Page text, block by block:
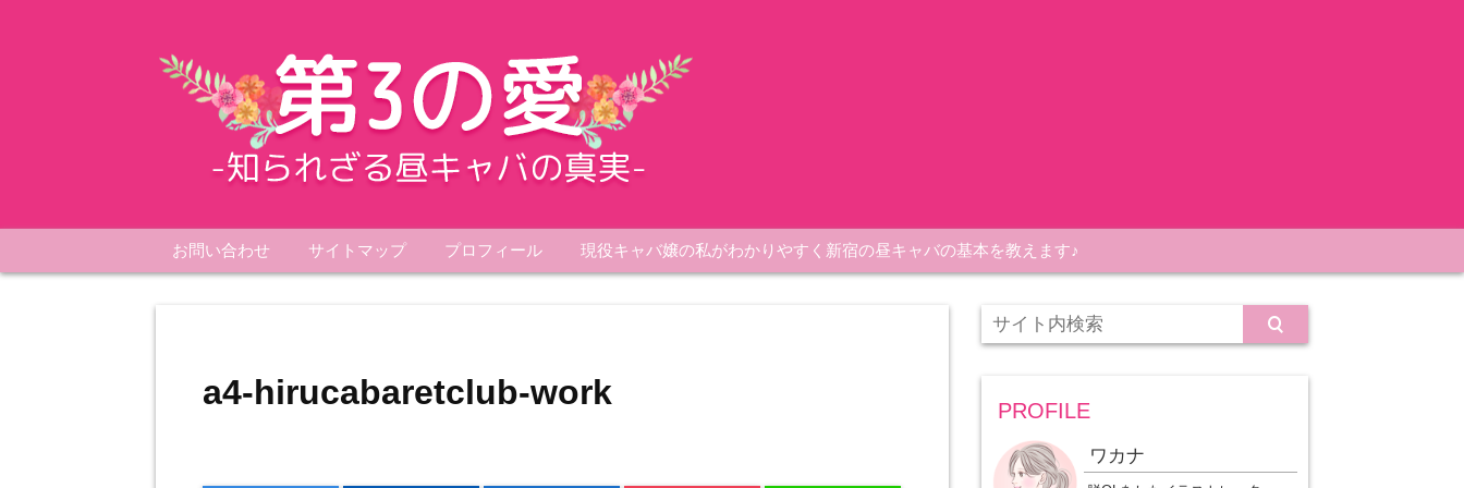
お問い合わせ サイトマップ プロフィール 現役キャバ嬢の私がわかりやすく新宿の昼キャバの基本を教えます♪
a4-hirucabaretclub-work PROFILE
ワカナ